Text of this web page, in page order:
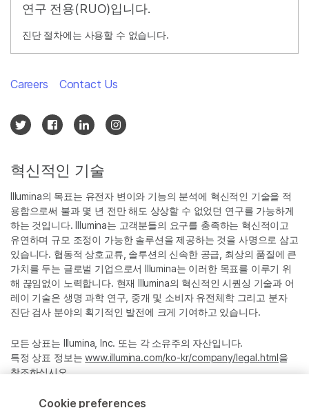
연구 전용(RUO)입니다.
진단 절차에는 사용할 수 없습니다.
혁신적인 기술
Illumina의 목표는 유전자 변이와 기능의 분석에 혁신적인 기술을 적
용함으로써 불과 몇 년 전만 해도 상상할 수 없었던 연구를 가능하게
하는 것입니다. Illumina는 고객분들의 요구를 충족하는 혁신적이고
유연하며 규모 조정이 가능한 솔루션을 제공하는 것을 사명으로 삼고
있습니다. 협동적 상호교류, 솔루션의 신속한 공급, 최상의 품질에 큰
가치를 두는 글로벌 기업으로서 Illumina는 이러한 목표를 이루기 위
해 끊임없이 노력합니다. 현재 Illumina의 혁신적인 시퀀싱 기술과 어
레이 기술은 생명 과학 연구, 중개 및 소비자 유전체학 그리고 분자
진단 검사 분야의 획기적인 발전에 크게 기여하고 있습니다.
모든 상표는 Illumina, Inc. 또는 각 소유주의 자산입니다.
특정 상표 정보는www.illumina.com/ko-kr/company/legal.html을
참조하십시오.
Careers Contact Us
Cookie preferences